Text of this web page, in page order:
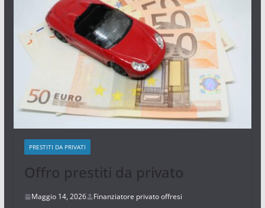
PRESTITI DA PRIVATI
Offro prestiti da privato
Maggio 14, 2026 Finanziatore privato offresi